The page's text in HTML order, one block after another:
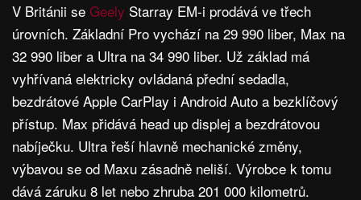
V Británii se Geely Starray EM-i prodává ve třech
úrovních. Základní Pro vychází na 29 990 liber, Max na
32 990 liber a Ultra na 34 990 liber. Už základ má
vyhřívaná elektricky ovládaná přední sedadla,
bezdrátové Apple CarPlay i Android Auto a bezklíčový
přístup. Max přidává head up displej a bezdrátovou
nabíječku. Ultra řeší hlavně mechanické změny,
výbavou se od Maxu zásadně neliší. Výrobce k tomu
dává záruku 8 let nebo zhruba 201 000 kilometrů.